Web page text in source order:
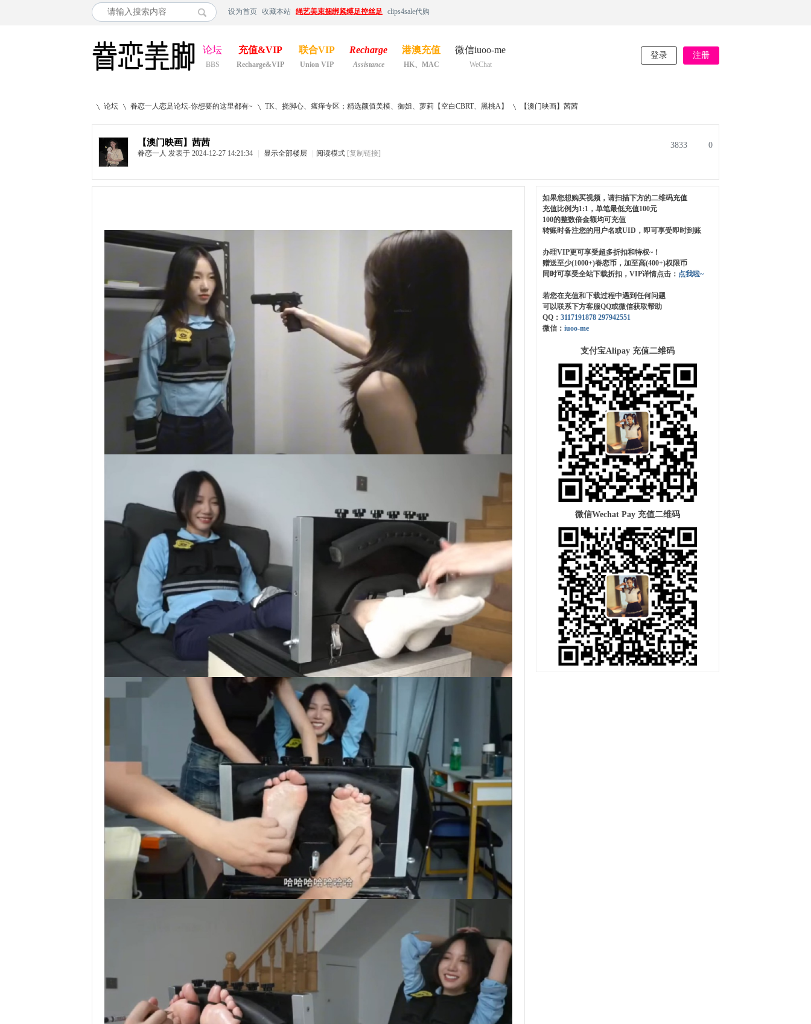
设为首页 收藏本站 绳艺美束捆绑紧缚足控丝足 clips4sale代购
论坛
BBS
充值&VIP
Recharge&VIP
联合VIP
Union VIP
Recharge
Assistance
港澳充值
HK、MAC
微信iuoo-me
WeChat
登录 注册
论坛
›
眷恋一人恋足论坛-你想要的这里都有~ TK、挠脚心、瘙痒专区；精选颜值美模、御姐、萝莉【空白CBRT、黑桃A】 【澳门映画】茜茜
【澳门映画】茜茜
眷恋一人 发表于 2024-12-27 14:21:34 显示全部楼层 阅读模式 [复制链接]
0
3833
如果您想购买视频，请扫描下方的二维码充值
充值比例为1:1，单笔最低充值100元
100的整数倍金额均可充值
转账时备注您的用户名或UID，即可享受即时到账
办理VIP更可享受超多折扣和特权~！
赠送至少(1000+)眷恋币，加至高(400+)权限币
同时可享受全站下载折扣，VIP详情点击： 点我啦~
若您在充值和下载过程中遇到任何问题
可以联系下方客服QQ或微信获取帮助
QQ： 3117191878 297942551
微信： iuoo-me
支付宝Alipay 充值二维码
微信Wechat Pay 充值二维码